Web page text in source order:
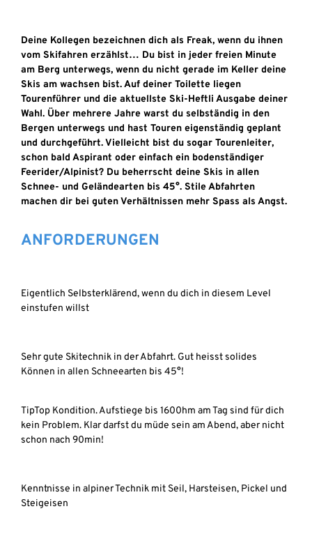
Deine Kollegen bezeichnen dich als Freak, wenn du ihnen
vom Skifahren erzählst… Du bist in jeder freien Minute
am Berg unterwegs, wenn du nicht gerade im Keller deine
Skis am wachsen bist. Auf deiner Toilette liegen
Tourenführer und die aktuellste Ski-Heftli Ausgabe deiner
Wahl. Über mehrere Jahre warst du selbständig in den
Bergen unterwegs und hast Touren eigenständig geplant
und durchgeführt. Vielleicht bist du sogar Tourenleiter,
schon bald Aspirant oder einfach ein bodenständiger
Feerider/Alpinist? Du beherrscht deine Skis in allen
Schnee- und Geländearten bis 45°. Stile Abfahrten
machen dir bei guten Verhältnissen mehr Spass als Angst.
ANFORDERUNGEN
Eigentlich Selbsterklärend, wenn du dich in diesem Level
einstufen willst
Sehr gute Skitechnik in der Abfahrt. Gut heisst solides
Können in allen Schneearten bis 45°!
TipTop Kondition. Aufstiege bis 1600hm am Tag sind für dich
kein Problem. Klar darfst du müde sein am Abend, aber nicht
schon nach 90min!
Kenntnisse in alpiner Technik mit Seil, Harsteisen, Pickel und
Steigeisen